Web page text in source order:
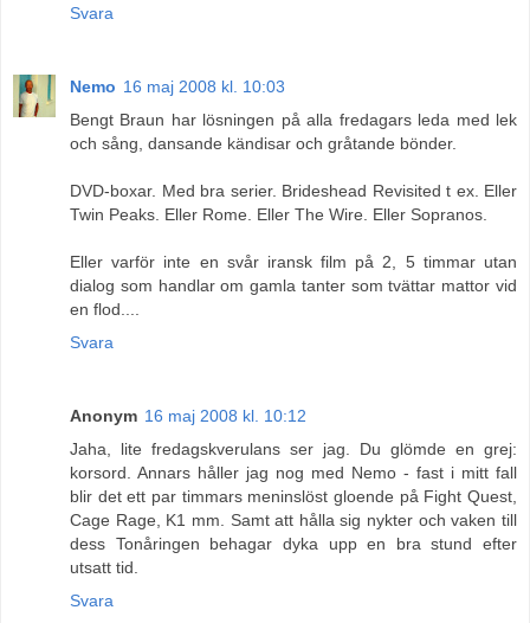
Svara
Nemo 16 maj 2008 kl. 10:03
Bengt Braun har lösningen på alla fredagars leda med lek
och sång, dansande kändisar och gråtande bönder.
DVD-boxar. Med bra serier. Brideshead Revisited t ex. Eller
Twin Peaks. Eller Rome. Eller The Wire. Eller Sopranos.
Eller varför inte en svår iransk film på 2, 5 timmar utan
dialog som handlar om gamla tanter som tvättar mattor vid
en flod....
Svara
Anonym 16 maj 2008 kl. 10:12
Jaha, lite fredagskverulans ser jag. Du glömde en grej:
korsord. Annars håller jag nog med Nemo - fast i mitt fall
blir det ett par timmars meninslöst gloende på Fight Quest,
Cage Rage, K1 mm. Samt att hålla sig nykter och vaken till
dess Tonåringen behagar dyka upp en bra stund efter
utsatt tid.
Svara